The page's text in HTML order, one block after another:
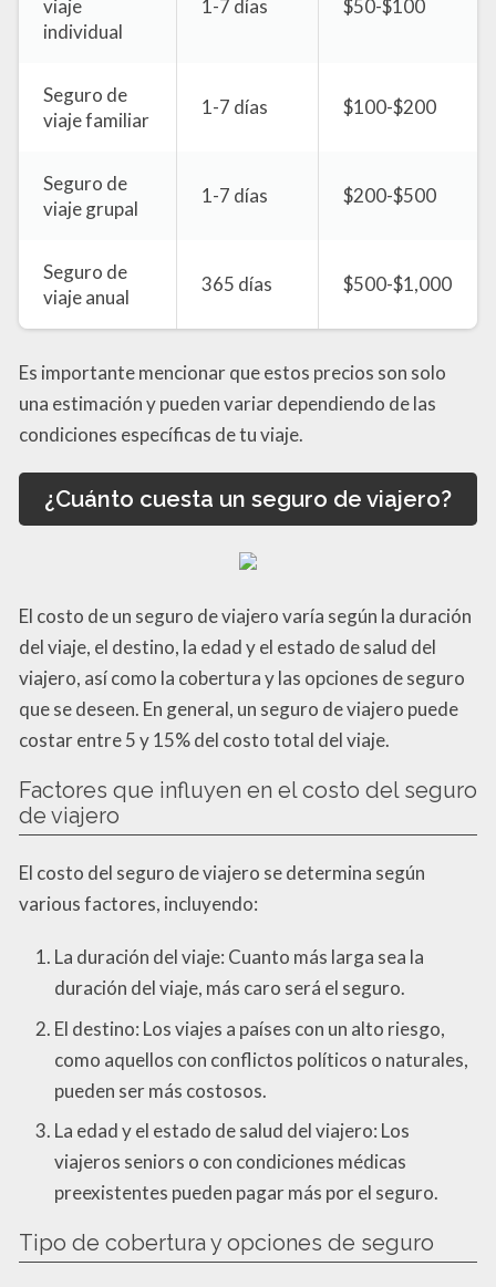
viaje
individual
1-7 días $50-$100
Seguro de
viaje familiar
1-7 días $100-$200
Seguro de
viaje grupal
1-7 días $200-$500
Seguro de
viaje anual
365 días $500-$1,000
Es importante mencionar que estos precios son solo
una estimación y pueden variar dependiendo de las
condiciones específicas de tu viaje.
¿Cuánto cuesta un seguro de viajero?
El costo de un seguro de viajero varía según la duración
del viaje, el destino, la edad y el estado de salud del
viajero, así como la cobertura y las opciones de seguro
que se deseen. En general, un seguro de viajero puede
costar entre 5 y 15% del costo total del viaje.
Factores que influyen en el costo del seguro
de viajero
El costo del seguro de viajero se determina según
various factores, incluyendo:
La duración del viaje: Cuanto más larga sea la
duración del viaje, más caro será el seguro.
El destino: Los viajes a países con un alto riesgo,
como aquellos con conflictos políticos o naturales,
pueden ser más costosos.
La edad y el estado de salud del viajero: Los
viajeros seniors o con condiciones médicas
preexistentes pueden pagar más por el seguro.
Tipo de cobertura y opciones de seguro